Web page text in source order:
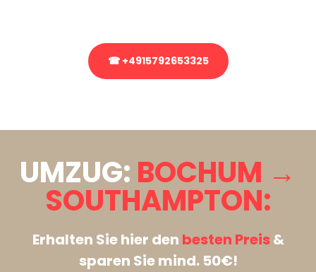
☎ +4915792653325
UMZUG: BOCHUM →
SOUTHAMPTON:
Erhalten Sie hier den besten Preis&
sparen Sie mind. 50€!